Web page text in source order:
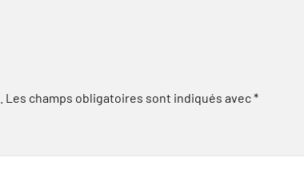
Les champs obligatoires sont indiqués avec*